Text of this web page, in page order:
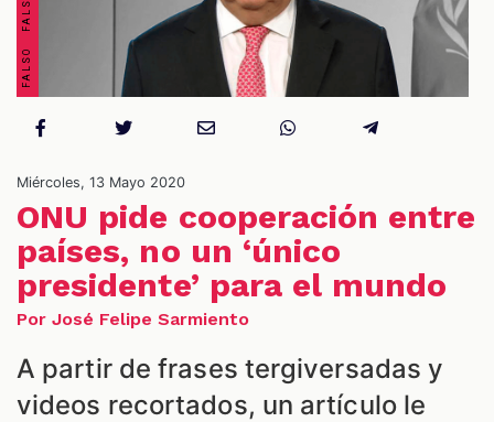
Miércoles, 13 Mayo 2020
ONU pide cooperación entre
países, no un ‘único
presidente’ para el mundo
Por José Felipe Sarmiento
A partir de frases tergiversadas y
videos recortados, un artículo le